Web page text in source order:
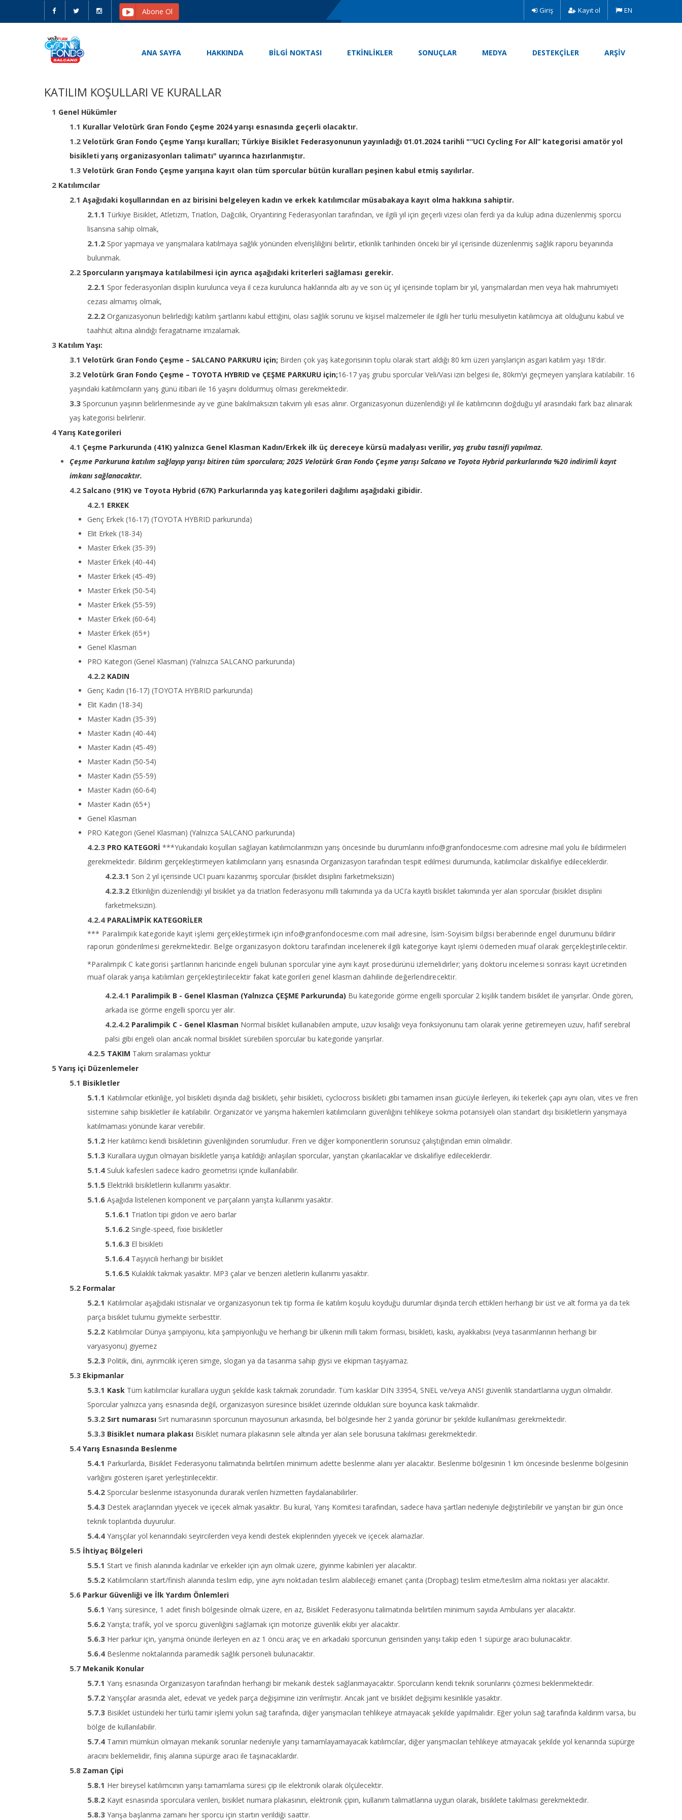
Abone Ol Giriş Kayıt ol EN
ANA SAYFA HAKKINDA BİLGİ NOKTASI ETKINLIKLER SONUÇLAR MEDYA DESTEKÇİLER ARŞIV
KATILIM KOŞULLARI VE KURALLAR
Genel Hükümler
Kurallar Velotürk Gran Fondo Çeşme 2024 yarışı esnasında geçerli olacaktır.
Velotürk Gran Fondo Çeşme Yarışı kuralları; Türkiye Bisiklet Federasyonunun yayınladığı 01.01.2024 tarihli "“UCI Cycling For All” kategorisi amatör yol
bisikleti yarış organizasyonları talimatı" uyarınca hazırlanmıştır.
Velotürk Gran Fondo Çeşme yarışına kayıt olan tüm sporcular bütün kuralları peşinen kabul etmiş sayılırlar.
Katılımcılar
Aşağıdaki koşullarından en az birisini belgeleyen kadın ve erkek katılımcılar müsabakaya kayıt olma hakkına sahiptir.
Türkiye Bisiklet, Atletizm, Triatlon, Dağcılık, Oryantiring Federasyonları tarafından, ve ilgili yıl için geçerli vizesi olan ferdi ya da kulüp adına düzenlenmiş sporcu
lisansına sahip olmak,
Spor yapmaya ve yarışmalara katılmaya sağlık yönünden elverişliliğini belirtir, etkinlik tarihinden önceki bir yıl içerisinde düzenlenmiş sağlık raporu beyanında
bulunmak.
Sporcuların yarışmaya katılabilmesi için ayrıca aşağıdaki kriterleri sağlaması gerekir.
Spor federasyonları disiplin kurulunca veya il ceza kurulunca haklarında altı ay ve son üç yıl içerisinde toplam bir yıl, yarışmalardan men veya hak mahrumiyeti
cezası almamış olmak,
Organizasyonun belirlediği katılım şartlarını kabul ettiğini, olası sağlık sorunu ve kişisel malzemeler ile ilgili her türlü mesuliyetin katılımcıya ait olduğunu kabul ve
taahhüt altına alındığı feragatname imzalamak.
Katılım Yaşı:
Velotürk Gran Fondo Çeşme – SALCANO PARKURU için; Birden çok yaş kategorisinin toplu olarak start aldığı 80 km üzeri yarışlariçin asgari katılım yaşı 18’dir.
Velotürk Gran Fondo Çeşme – TOYOTA HYBRID ve ÇEŞME PARKURU için;16-17 yaş grubu sporcular Veli/Vasi izin belgesi ile, 80km’yi geçmeyen yarışlara katılabilir. 16
yaşındaki katılımcıların yarış günü itibari ile 16 yaşını doldurmuş olması gerekmektedir.
Sporcunun yaşının belirlenmesinde ay ve güne bakılmaksızın takvim yılı esas alınır. Organizasyonun düzenlendiği yıl ile katılımcının doğduğu yıl arasındaki fark baz alınarak
yaş kategorisi belirlenir.
Yarış Kategorileri
​Çeşme Parkurunda (41K) yalnızca Genel Klasman Kadın/Erkek ilk üç dereceye kürsü madalyası verilir, yaş grubu tasnifi yapılmaz.
​Çeşme Parkuruna katılım sağlayıp yarışı bitiren tüm sporculara; 2025 Velotürk Gran Fondo Çeşme yarışı Salcano ve Toyota Hybrid parkurlarında %20 indirimli kayıt
imkanı sağlanacaktır.
Salcano (91K) ve Toyota Hybrid (67K) Parkurlarında yaş kategorileri dağılımı aşağıdaki gibidir.
ERKEK
Genç Erkek (16-17) (TOYOTA HYBRID parkurunda)
Elit Erkek (18-34)
Master Erkek (35-39)
Master Erkek (40-44)
Master Erkek (45-49)
Master Erkek (50-54)
Master Erkek (55-59)
Master Erkek (60-64)
Master Erkek (65+)
Genel Klasman
PRO Kategori (Genel Klasman) (Yalnızca SALCANO parkurunda)
KADIN
Genç Kadın (16-17) (TOYOTA HYBRID parkurunda)
Elit Kadın (18-34)
Master Kadın (35-39)
Master Kadın (40-44)
Master Kadın (45-49)
Master Kadın (50-54)
Master Kadın (55-59)
Master Kadın (60-64)
Master Kadın (65+)
Genel Klasman
PRO Kategori (Genel Klasman) (Yalnızca SALCANO parkurunda)
PRO KATEGORİ ***Yukarıdaki koşulları sağlayan katılımcılarımızın yarış öncesinde bu durumlarını info@granfondocesme.com adresine mail yolu ile bildirmeleri
gerekmektedir. Bildirim gerçekleştirmeyen katılımcıların yarış esnasında Organizasyon tarafından tespit edilmesi durumunda, katılımcılar diskalifiye edileceklerdir.
Son 2 yıl içerisinde UCI puanı kazanmış sporcular (bisiklet disiplini farketmeksizin)
Etkinliğin düzenlendiği yıl bisiklet ya da triatlon federasyonu milli takımında ya da UCI’a kayıtlı bisiklet takımında yer alan sporcular (bisiklet disiplini
farketmeksizin).
PARALİMPİK KATEGORİLER
*** Paralimpik kategoride kayıt işlemi gerçekleştirmek için info@granfondocesme.com mail adresine, İsim-Soyisim bilgisi beraberinde engel durumunu bildirir
raporun gönderilmesi gerekmektedir. Belge organizasyon doktoru tarafından incelenerek ilgili kategoriye kayıt işlemi ödemeden muaf olarak gerçekleştirilecektir.
*Paralimpik C kategorisi şartlarının haricinde engeli bulunan sporcular yine aynı kayıt prosedürünü izlemelidirler; yarış doktoru incelemesi sonrası kayıt ücretinden
muaf olarak yarışa katılımları gerçekleştirilecektir fakat kategorileri genel klasman dahilinde değerlendirecektir.
Paralimpik B - Genel Klasman (Yalnızca ÇEŞME Parkurunda) Bu kategoride görme engelli sporcular 2 kişilik tandem bisiklet ile yarışırlar. Önde gören,
arkada ise görme engelli sporcu yer alır.
Paralimpik C - Genel Klasman Normal bisiklet kullanabilen ampute, uzuv kısalığı veya fonksiyonunu tam olarak yerine getiremeyen uzuv, hafif serebral
palsi gibi engeli olan ancak normal bisiklet sürebilen sporcular bu kategoride yarışırlar.
TAKIM Takım sıralaması yoktur
Yarış içi Düzenlemeler
Bisikletler
Katılımcılar etkinliğe, yol bisikleti dışında dağ bisikleti, şehir bisikleti, cyclocross bisikleti gibi tamamen insan gücüyle ilerleyen, iki tekerlek çapı aynı olan, vites ve fren
sistemine sahip bisikletler ile katılabilir. Organizatör ve yarışma hakemleri katılımcıların güvenliğini tehlikeye sokma potansiyeli olan standart dışı bisikletlerin yarışmaya
katılmaması yönünde karar verebilir.
Her katılımcı kendi bisikletinin güvenliğinden sorumludur. Fren ve diğer komponentlerin sorunsuz çalıştığından emin olmalıdır.
Kurallara uygun olmayan bisikletle yarışa katıldığı anlaşılan sporcular, yarıştan çıkarılacaklar ve diskalifiye edileceklerdir.
Suluk kafesleri sadece kadro geometrisi içinde kullanılabilir.
Elektrikli bisikletlerin kullanımı yasaktır.
Aşağıda listelenen komponent ve parçaların yarışta kullanımı yasaktır.
Triatlon tipi gidon ve aero barlar
Single-speed, fixie bisikletler
El bisikleti
Taşıyıcılı herhangi bir bisiklet
Kulaklık takmak yasaktır. MP3 çalar ve benzeri aletlerin kullanımı yasaktır.
Formalar
Katılımcılar aşağıdaki istisnalar ve organizasyonun tek tip forma ile katılım koşulu koyduğu durumlar dışında tercih ettikleri herhangi bir üst ve alt forma ya da tek
parça bisiklet tulumu giymekte serbesttir.
Katılımcılar Dünya şampiyonu, kıta şampiyonluğu ve herhangi bir ülkenin milli takım forması, bisikleti, kaskı, ayakkabısı (veya tasarımlarının herhangi bir
varyasyonu) giyemez
Politik, dini, ayrımcılık içeren simge, slogan ya da tasarıma sahip giysi ve ekipman taşıyamaz.
Ekipmanlar
Kask Tüm katılımcılar kurallara uygun şekilde kask takmak zorundadır. Tüm kasklar DIN 33954, SNEL ve/veya ANSI güvenlik standartlarına uygun olmalıdır.
Sporcular yalnızca yarış esnasında değil, organizasyon süresince bisiklet üzerinde oldukları süre boyunca kask takmalıdır.
Sırt numarası Sırt numarasının sporcunun mayosunun arkasında, bel bölgesinde her 2 yanda görünür bir şekilde kullanılması gerekmektedir.
Bisiklet numara plakası Bisiklet numara plakasının sele altında yer alan sele borusuna takılması gerekmektedir.
Yarış Esnasında Beslenme
Parkurlarda, Bisiklet Federasyonu talimatında belirtilen minimum adette beslenme alanı yer alacaktır. Beslenme bölgesinin 1 km öncesinde beslenme bölgesinin
varlığını gösteren işaret yerleştirilecektir.
Sporcular beslenme istasyonunda durarak verilen hizmetten faydalanabilirler.
Destek araçlarından yiyecek ve içecek almak yasaktır. Bu kural, Yarış Komitesi tarafından, sadece hava şartları nedeniyle değiştirilebilir ve yarıştan bir gün önce
teknik toplantıda duyurulur.
Yarışçılar yol kenarındaki seyircilerden veya kendi destek ekiplerinden yiyecek ve içecek alamazlar.
İhtiyaç Bölgeleri
Start ve finish alanında kadınlar ve erkekler için ayrı olmak üzere, giyinme kabinleri yer alacaktır.
Katılımcıların start/finish alanında teslim edip, yine aynı noktadan teslim alabileceği emanet çanta (Dropbag) teslim etme/teslim alma noktası yer alacaktır.
Parkur Güvenliği ve İlk Yardım Önlemleri
Yarış süresince, 1 adet finish bölgesinde olmak üzere, en az, Bisiklet Federasyonu talimatında belirtilen minimum sayıda Ambulans yer alacaktır.
Yarışta; trafik, yol ve sporcu güvenliğini sağlamak için motorize güvenlik ekibi yer alacaktır.
Her parkur için, yarışma önünde ilerleyen en az 1 öncü araç ve en arkadaki sporcunun gerisinden yarışı takip eden 1 süpürge aracı bulunacaktır.
Beslenme noktalarında paramedik sağlık personeli bulunacaktır.
Mekanik Konular
Yarış esnasında Organizasyon tarafından herhangi bir mekanik destek sağlanmayacaktır. Sporcuların kendi teknik sorunlarını çözmesi beklenmektedir.
Yarışçılar arasında alet, edevat ve yedek parça değişimine izin verilmiştir. Ancak jant ve bisiklet değişimi kesinlikle yasaktır.
Bisiklet üstündeki her türlü tamir işlemi yolun sağ tarafında, diğer yarışmacıları tehlikeye atmayacak şekilde yapılmalıdır. Eğer yolun sağ tarafında kaldırım varsa, bu
bölge de kullanılabilir.
Tamiri mümkün olmayan mekanik sorunlar nedeniyle yarışı tamamlayamayacak katılımcılar, diğer yarışmacıları tehlikeye atmayacak şekilde yol kenarında süpürge
aracını beklemelidir, finiş alanına süpürge aracı ile taşınacaklardır.
Zaman Çipi
Her bireysel katılımcının yarışı tamamlama süresi çip ile elektronik olarak ölçülecektir.
Kayıt esnasında sporculara verilen, bisiklet numara plakasının, elektronik çipin, kullanım talimatlarına uygun olarak, bisiklete takılması gerekmektedir.
Yarışa başlanma zamanı her sporcu için startın verildiği saattir.